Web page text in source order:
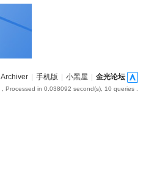
Archiver 手机版 小黑屋 金光论坛
, Processed in 0.038092 second(s), 10 queries .